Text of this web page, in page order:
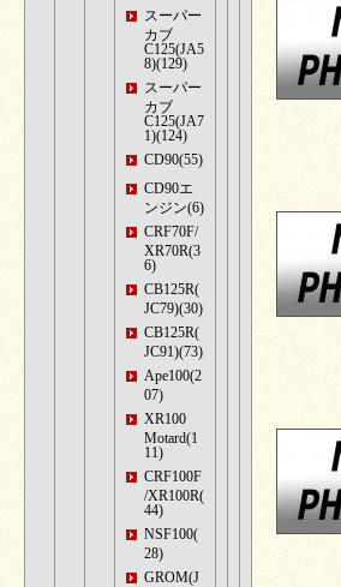
スーパー
カブ
C125(JA5
8)(129)
スーパー
カブ
C125(JA7
1)(124)
CD90(55)
CD90エ
ンジン(6)
CRF70F/
XR70R(3
6)
CB125R(
JC79)(30)
CB125R(
JC91)(73)
Ape100(2
07)
XR100
Motard(1
11)
CRF100F
/XR100R(
44)
NSF100(
28)
GROM(J